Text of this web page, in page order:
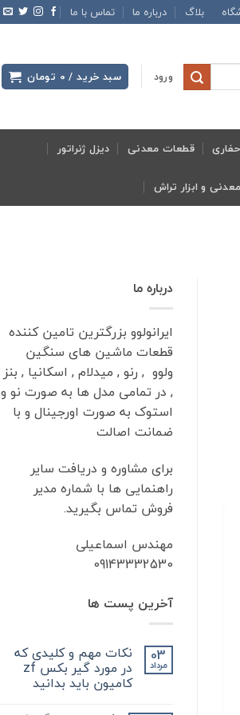
بلاگ درباره ما تماس با ما
ورود سبد خرید / 0 تومان
قطعات معدنی دیزل ژنراتور
درباره ما
ایرانولوو بزرگترین تامین کننده
قطعات ماشین های سنگین
ولوو , رنو , میدلام , اسکانیا , بنز
, در تمامی مدل ها به صورت نو و
استوک به صورت اورجینال و با
ضمانت اصالت
برای مشاوره و دریافت سایر
راهنمایی ها با شماره مدیر
فروش تماس بگیرید.
مهندس اسماعیلی
09143332530
آخرین پست ها
03
مرداد
نکات مهم و کلیدی که
در مورد گیر بکس zf
کامیون باید بدانید
دیدگاهی